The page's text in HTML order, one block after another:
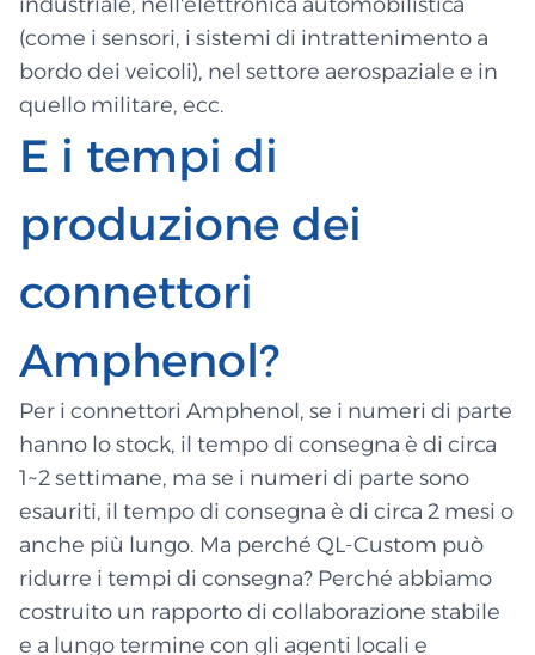
industriale, nell'elettronica automobilistica
(come i sensori, i sistemi di intrattenimento a
bordo dei veicoli), nel settore aerospaziale e in
quello militare, ecc.
E i tempi di
produzione dei
connettori
Amphenol?
Per i connettori Amphenol, se i numeri di parte
hanno lo stock, il tempo di consegna è di circa
1~2 settimane, ma se i numeri di parte sono
esauriti, il tempo di consegna è di circa 2 mesi o
anche più lungo. Ma perché QL-Custom può
ridurre i tempi di consegna? Perché abbiamo
costruito un rapporto di collaborazione stabile
e a lungo termine con gli agenti locali e